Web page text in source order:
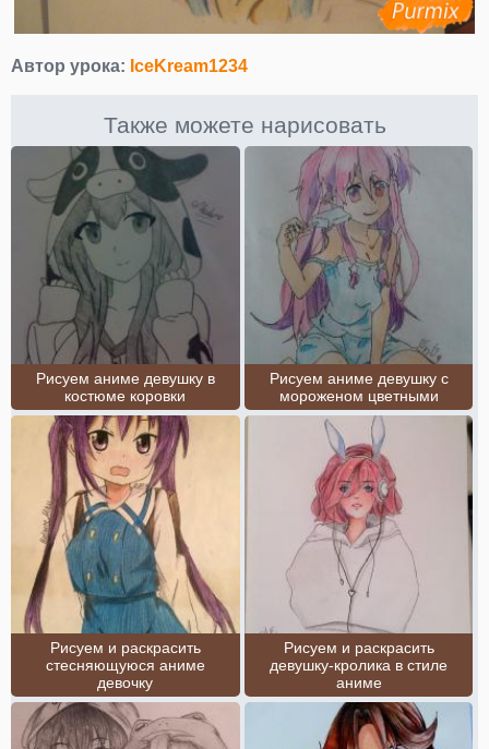
Автор урока: IceKream1234
Также можете нарисовать
Рисуем аниме девушку в
костюме коровки
Рисуем аниме девушку с
мороженом цветными
Рисуем и раскрасить
стесняющуюся аниме
девочку
Рисуем и раскрасить
девушку-кролика в стиле
аниме